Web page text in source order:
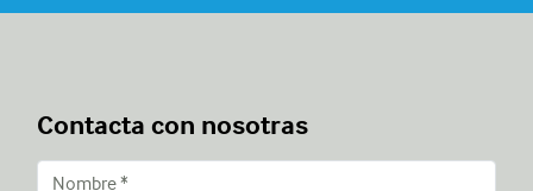
Contacta con nosotras